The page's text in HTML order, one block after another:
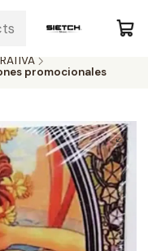
promocionales